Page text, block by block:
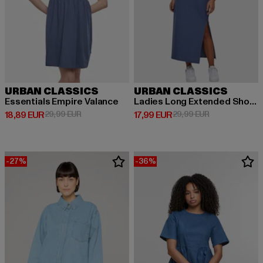
URBAN CLASSICS
Essentials Empire Valance
18,89 EUR
Derzeitiger Preis: 18,89 EUR
29,99 EURAktionspreis: 29,99 EUR
URBAN CLASSICS
Ladies Long Extended Shoulder Dress
17,99 EUR
Derzeitiger Preis: 17,99 EUR
29,99 EURAktionspreis:
-27% -36%